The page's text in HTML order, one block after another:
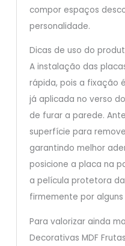
compor espaços
personalidade.
Dicas de uso do
A instalação das
rápida, pois a fixação
já aplicada no verso
de furar a parede.
superfície para
garantindo melhor
posicione a placa na
a película protetora
firmemente por
Para valorizar ainda
Decorativas MDF